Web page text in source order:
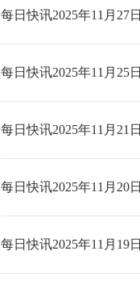
每日快讯2025年11月27日
每日快讯2025年11月25日
每日快讯2025年11月21日
每日快讯2025年11月20日
每日快讯2025年11月19日